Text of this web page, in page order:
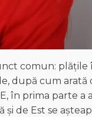
comun: plățile
după cum
în prima parte a
de Est se